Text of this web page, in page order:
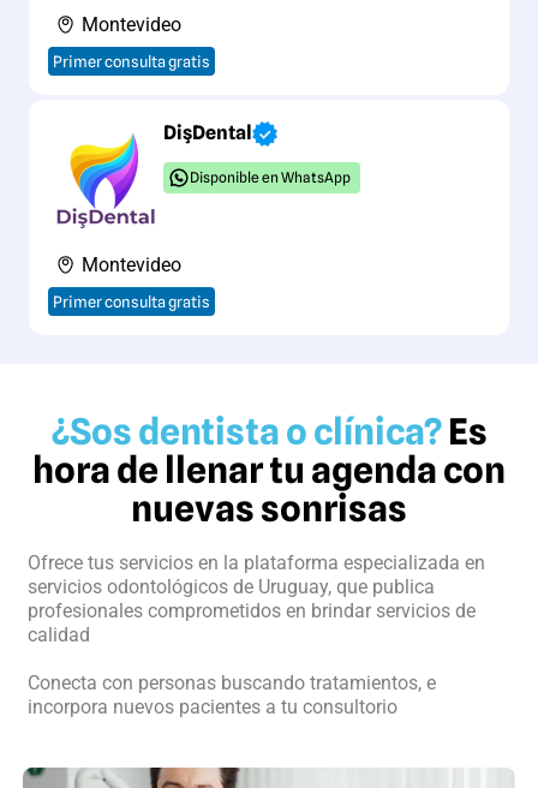
Montevideo
Primer consulta gratis
DişDental
Disponible en WhatsApp
Montevideo
Primer consulta gratis
¿Sos dentista o clínica?Es
hora de llenar tu agenda con
nuevas sonrisas
Ofrece tus servicios en la plataforma especializada en
servicios odontológicos de Uruguay, que publica
profesionales comprometidos en brindar servicios de
calidad
Conecta con personas buscando tratamientos, e
incorpora nuevos pacientes a tu consultorio